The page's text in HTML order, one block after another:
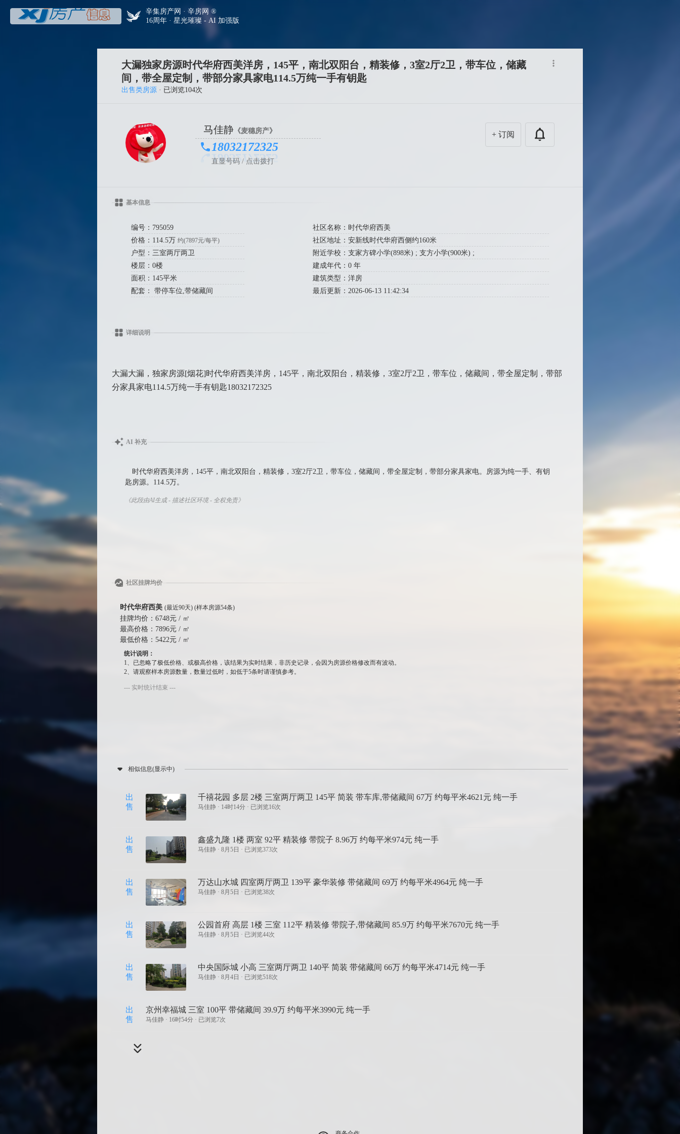
辛集房产网 · 辛房网 ®
16周年 · 星光璀璨 - AI 加强版
大漏独家房源时代华府西美洋房，145平，南北双阳台，精装修，3室2厅2卫，带车位，储藏
间，带全屋定制，带部分家具家电114.5万纯一手有钥匙
出售类房源 · 已浏览104次
马佳静《麦穗房产》
18032172325
直显号码 / 点击拨打
+ 订阅
基本信息
编号：795059
价格：114.5万约(7897元/每平)
户型：三室两厅两卫
楼层：0楼
面积：145平米
配套： 带停车位,带储藏间
社区名称：时代华府西美
社区地址：安新线时代华府西侧约160米
附近学校：支家方碑小学(898米) ; 支方小学(900米) ;
建成年代：0 年
建筑类型：洋房
最后更新：2026-06-13 11:42:34
详细说明
大漏大漏，独家房源[烟花]时代华府西美洋房，145平，南北双阳台，精装修，3室2厅2卫，带车位，储藏间，带全屋定制，带部
分家具家电114.5万纯一手有钥匙18032172325
AI 补充
时代华府西美洋房，145平，南北双阳台，精装修，3室2厅2卫，带车位，储藏间，带全屋定制，带部分家具家电。房源为纯一手、有钥
匙房源。114.5万。
《此段由AI生成 - 描述社区环境 - 全权免责》
社区挂牌均价
时代华府西美 (最近90天) (样本房源54条)
挂牌均价： 6748元 / ㎡
最高价格： 7896元 / ㎡
最低价格： 5422元 / ㎡
统计说明：
1、已忽略了极低价格、或极高价格，该结果为实时结果，非历史记录，会因为房源价格修改而有波动。
2、请观察样本房源数量，数量过低时，如低于5条时请谨慎参考。
--- 实时统计结束 ---
相似信息(显示中)
出
售
千禧花园 多层 2楼 三室两厅两卫 145平 简装 带车库,带储藏间 67万 约每平米4621元 纯一手
马佳静 · 14时14分 · 已浏览16次
出
售
鑫盛九隆 1楼 两室 92平 精装修 带院子 8.96万 约每平米974元 纯一手
马佳静 ·8月5日 · 已浏览373次
出
售
万达山水城 四室两厅两卫 139平 豪华装修 带储藏间 69万 约每平米4964元 纯一手
马佳静 ·8月5日 · 已浏览38次
出
售
公园首府 高层 1楼 三室 112平 精装修 带院子,带储藏间 85.9万 约每平米7670元 纯一手
马佳静 ·8月5日 · 已浏览44次
出
售
中央国际城 小高 三室两厅两卫 140平 简装 带储藏间 66万 约每平米4714元 纯一手
马佳静 ·8月4日 · 已浏览518次
出
售
京州幸福城 三室 100平 带储藏间 39.9万 约每平米3990元 纯一手
马佳静 · 16时54分 · 已浏览7次